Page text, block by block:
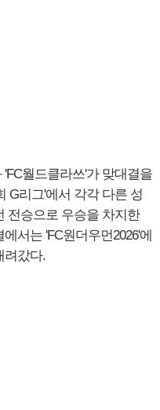
'FC월드클라쓰'가 맞대결을
G리그'에서 각각 다른 성
전승으로 우승을 차지한
서는 'FC원더우먼2026'에
려갔다.